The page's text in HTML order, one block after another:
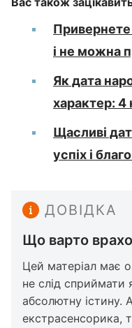
Привернете
і не можна
Як дата
характер: 4
Щасливі
успіх і
ДОВІДКА
Що варто
Цей матеріал має
не слід сприймати
абсолютну істину.
екстрасенсорика,